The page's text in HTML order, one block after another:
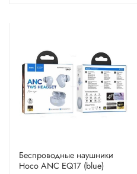
Беспроводные наушники
Hoco ANC EQ17 (blue)